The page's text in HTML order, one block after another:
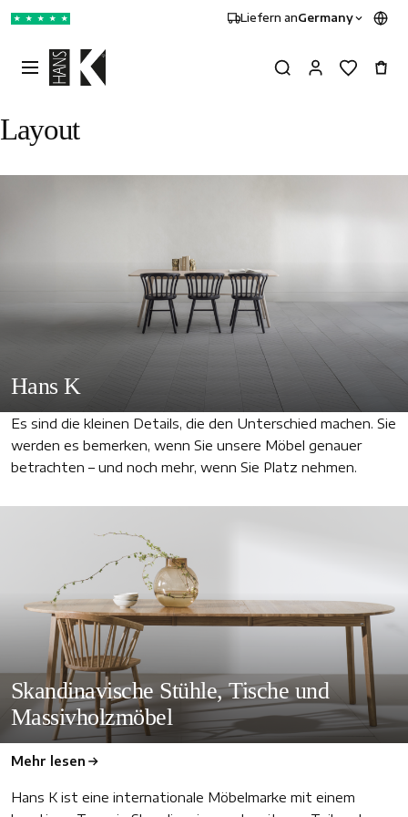
★ ★ ★ ★ ★ Liefern anGermany
Layout
Hans K
Es sind die kleinen Details, die den Unterschied machen. Sie
werden es bemerken, wenn Sie unsere Möbel genauer
betrachten – und noch mehr, wenn Sie Platz nehmen.
Skandinavische Stühle, Tische und
Massivholzmöbel
Mehr lesen
Hans K ist eine internationale Möbelmarke mit einem